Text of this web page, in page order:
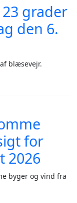
grader
den 6.
blæsevejr.
- vejrudsigt for
for
2026
byger og vind fra